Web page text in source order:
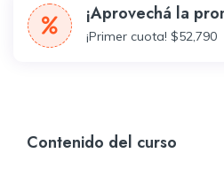
¡Aprovechá la
¡Primer cuota! $52,790
Contenido del curso